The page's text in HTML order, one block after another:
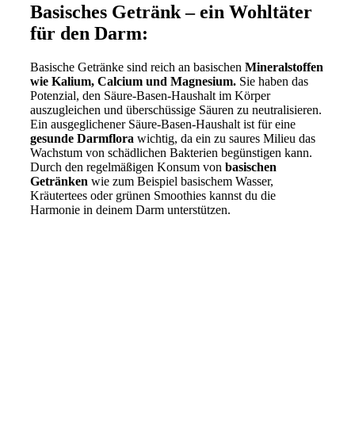
Basisches Getränk – ein Wohltäter
für den Darm:
Basische Getränke sind reich an basischen Mineralstoffen
wie Kalium, Calcium und Magnesium.Sie haben das
Potenzial, den Säure-Basen-Haushalt im Körper
auszugleichen und überschüssige Säuren zu neutralisieren.
Ein ausgeglichener Säure-Basen-Haushalt ist für eine
gesunde Darmflora wichtig, da ein zu saures Milieu das
Wachstum von schädlichen Bakterien begünstigen kann.
Durch den regelmäßigen Konsum von basischen
Getränken wie zum Beispiel basischem Wasser,
Kräutertees oder grünen Smoothies kannst du die
Harmonie in deinem Darm unterstützen.